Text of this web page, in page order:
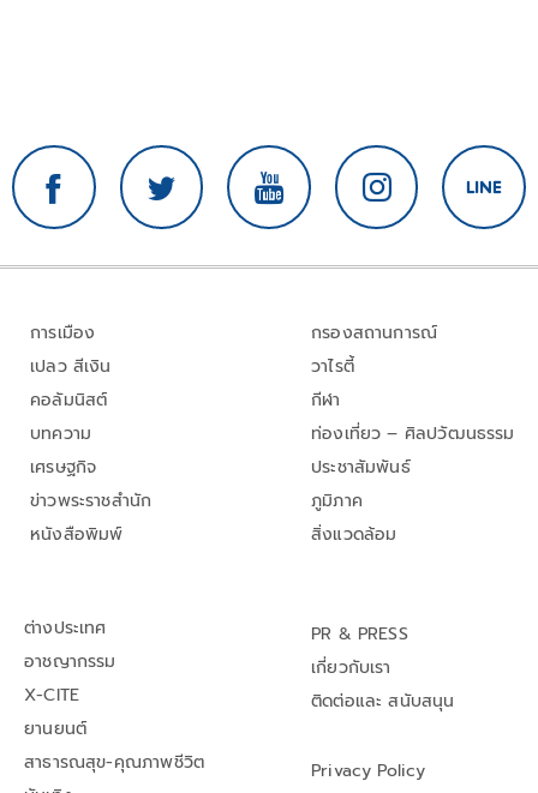
การเมือง
เปลว สีเงิน
คอลัมนิสต์
บทความ
เศรษฐกิจ
ข่าวพระราชสำนัก
หนังสือพิมพ์
กรองสถานการณ์
วาไรตี้
กีฬา
ท่องเที่ยว – ศิลปวัฒนธรรม
ประชาสัมพันธ์
ภูมิภาค
สิ่งแวดล้อม
ต่างประเทศ
อาชญากรรม
X-CITE
ยานยนต์
สาธารณสุข-คุณภาพชีวิต
PR & PRESS
เกี่ยวกับเรา
ติดต่อและ สนับสนุน
Privacy Policy